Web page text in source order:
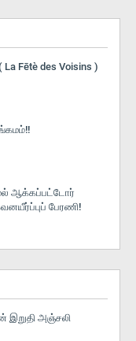
Fētè des Voisins )
ஆக்கப்பட்டோர்
பேரணி!
இறுதி அஞ்சலி